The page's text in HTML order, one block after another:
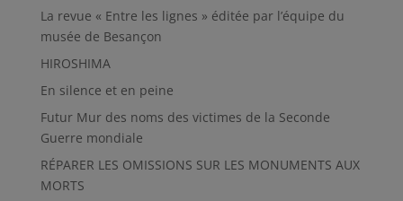
La revue « Entre les lignes » éditée par l’équipe du
musée de Besançon
HIROSHIMA
En silence et en peine
Futur Mur des noms des victimes de la Seconde
Guerre mondiale
RÉPARER LES OMISSIONS SUR LES MONUMENTS AUX
MORTS